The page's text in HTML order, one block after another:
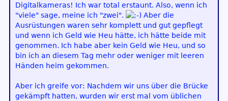
Digitalkameras! Ich war total erstaunt. Also, wenn ich
"viele" sage, meine ich "zwei".
Aber die
Ausrüstungen waren sehr komplett und gut gepflegt
und wenn ich Geld wie Heu hätte, ich hätte beide mit
genommen. Ich habe aber kein Geld wie Heu, und so
bin ich an diesem Tag mehr oder weniger mit leeren
Händen heim gekommen.
Aber ich greife vor: Nachdem wir uns über die Brücke
gekämpft hatten, wurden wir erst mal vom üblichen